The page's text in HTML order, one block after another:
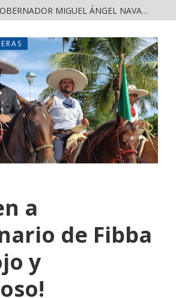
FORTALECE GOBERNADOR MIGUEL ÁNGEL NAVARRO LA COORDINACIÓN CON EL SECTOR EDUCATIVO EN NAYARIT
a
de Fibba
y